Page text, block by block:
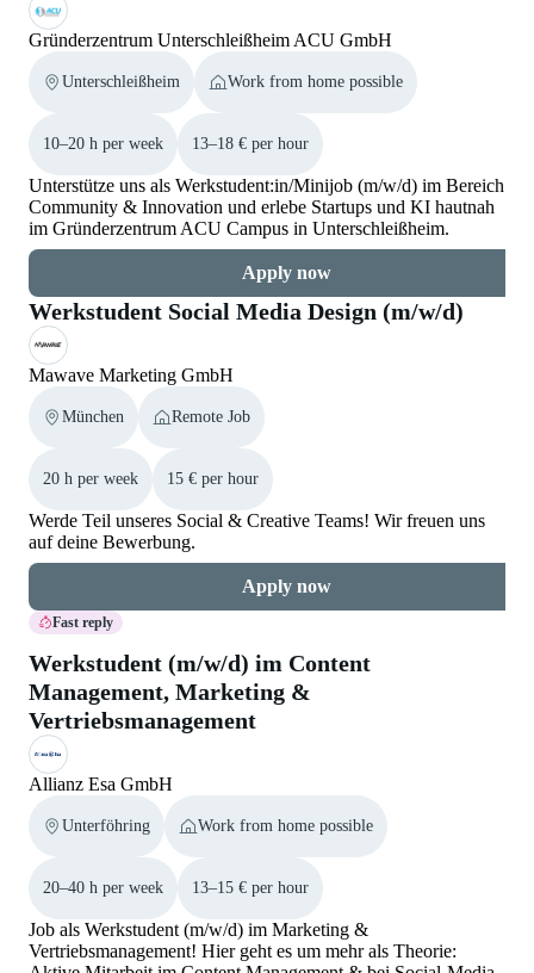
Gründerzentrum Unterschleißheim ACU GmbH
Unterschleißheim Work from home possible
10–20 h per week 13–18 € per hour
Unterstütze uns als Werkstudent:in/Minijob (m/w/d) im Bereich
Community & Innovation und erlebe Startups und KI hautnah
im Gründerzentrum ACU Campus in Unterschleißheim.
Apply now
Werkstudent Social Media Design (m/w/d)
Mawave Marketing GmbH
München Remote Job
20 h per week 15 € per hour
Werde Teil unseres Social & Creative Teams! Wir freuen uns
auf deine Bewerbung.
Apply now
Fast reply
Werkstudent (m/w/d) im Content
Management, Marketing &
Vertriebsmanagement
Allianz Esa GmbH
Unterföhring Work from home possible
20–40 h per week 13–15 € per hour
Job als Werkstudent (m/w/d) im Marketing &
Vertriebsmanagement! Hier geht es um mehr als Theorie: